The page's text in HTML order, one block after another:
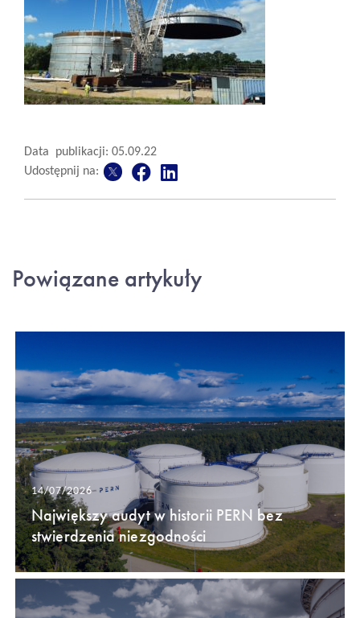
Data publikacji: 05.09.22
Udostępnij na:
Powiązane artykuły
14/07/2026
Największy audyt w historii PERN bez
stwierdzenia niezgodności